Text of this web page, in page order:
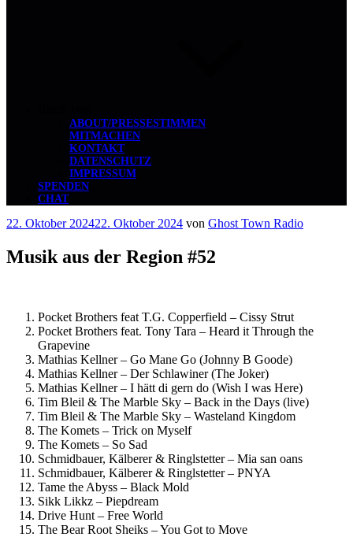
ABOUT/PRESSESTIMMEN
MITMACHEN
KONTAKT
DATENSCHUTZ
IMPRESSUM
SPENDEN
CHAT
Veröffentlicht
22. Oktober 202422. Oktober 2024 von Ghost Town Radio
Musik aus der Region #52
Pocket Brothers feat T.G. Copperfield – Cissy Strut
Pocket Brothers feat. Tony Tara – Heard it Through the
Grapevine
Mathias Kellner – Go Mane Go (Johnny B Goode)
Mathias Kellner – Der Schlawiner (The Joker)
Mathias Kellner – I hätt di gern do (Wish I was Here)
Tim Bleil & The Marble Sky – Back in the Days (live)
Tim Bleil & The Marble Sky – Wasteland Kingdom
The Komets – Trick on Myself
The Komets – So Sad
Schmidbauer, Kälberer & Ringlstetter – Mia san oans
Schmidbauer, Kälberer & Ringlstetter – PNYA
Tame the Abyss – Black Mold
Sikk Likkz – Piepdream
Drive Hunt – Free World
The Bear Root Sheiks – You Got to Move